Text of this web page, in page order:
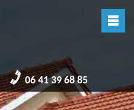
06 41 39 68 85